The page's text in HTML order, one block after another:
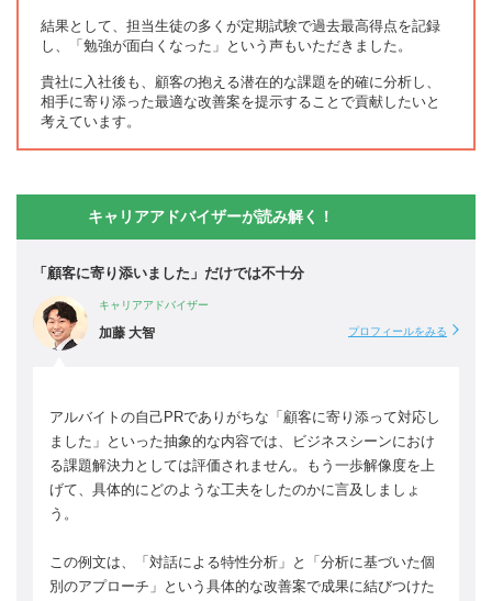
結果として、担当生徒の多くが定期試験で過去最高得点を記録
し、「勉強が面白くなった」という声もいただきました。
貴社に入社後も、顧客の抱える潜在的な課題を的確に分析し、
相手に寄り添った最適な改善案を提示することで貢献したいと
考えています。
キャリアアドバイザーが読み解く！
「顧客に寄り添いました」だけでは不十分
キャリアアドバイザー
加藤 大智 プロフィールをみる
アルバイトの自己PRでありがちな「顧客に寄り添って対応し
ました」といった抽象的な内容では、ビジネスシーンにおけ
る課題解決力としては評価されません。もう一歩解像度を上
げて、具体的にどのような工夫をしたのかに言及しましょ
う。
この例文は、「対話による特性分析」と「分析に基づいた個
別のアプローチ」という具体的な改善案で成果に結びつけた